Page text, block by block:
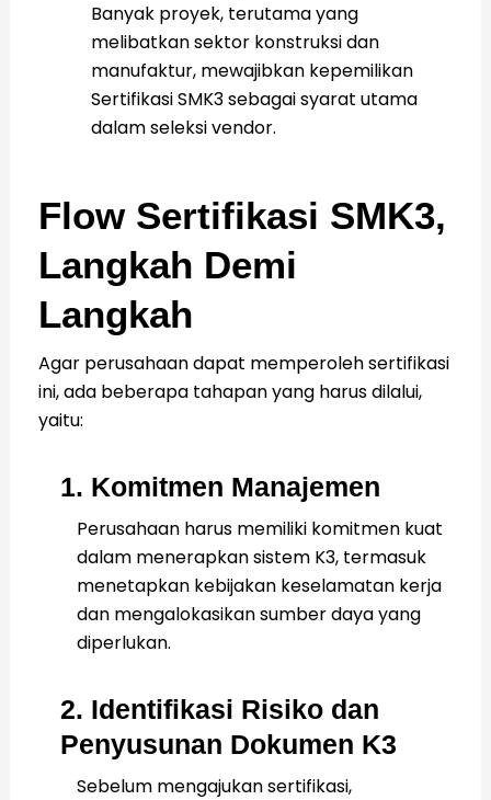
Banyak proyek, terutama yang
melibatkan sektor konstruksi dan
manufaktur, mewajibkan kepemilikan
Sertifikasi SMK3 sebagai syarat utama
dalam seleksi vendor.
Flow Sertifikasi SMK3,
Langkah Demi
Langkah
Agar perusahaan dapat memperoleh sertifikasi
ini, ada beberapa tahapan yang harus dilalui,
yaitu:
1. Komitmen Manajemen
Perusahaan harus memiliki komitmen kuat
dalam menerapkan sistem K3, termasuk
menetapkan kebijakan keselamatan kerja
dan mengalokasikan sumber daya yang
diperlukan.
2. Identifikasi Risiko dan
Penyusunan Dokumen K3
Sebelum mengajukan sertifikasi,